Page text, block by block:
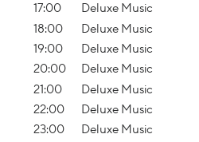
17:00
Deluxe Music
18:00
Deluxe Music
19:00
Deluxe Music
20:00
Deluxe Music
21:00
Deluxe Music
22:00
Deluxe Music
23:00
Deluxe Music